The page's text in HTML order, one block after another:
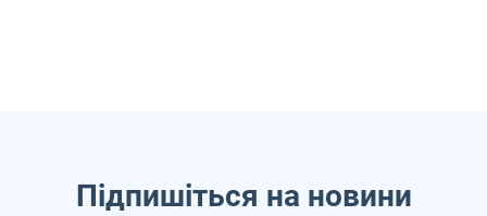
Підпишіться на новини